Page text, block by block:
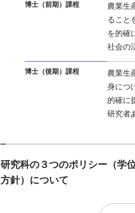
博士（前期）課程
農業生
ること
を的確
社会の
博士（後期）課程
農業生
身につ
的確に
研究者
研究科の３つのポリシー（学
方針）について